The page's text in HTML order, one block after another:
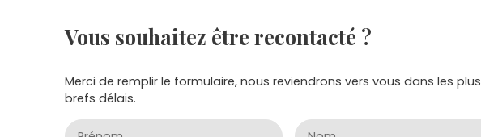
Vous souhaitez être recontacté ?
Merci de remplir le formulaire, nous reviendrons vers vous dans les plus
brefs délais.